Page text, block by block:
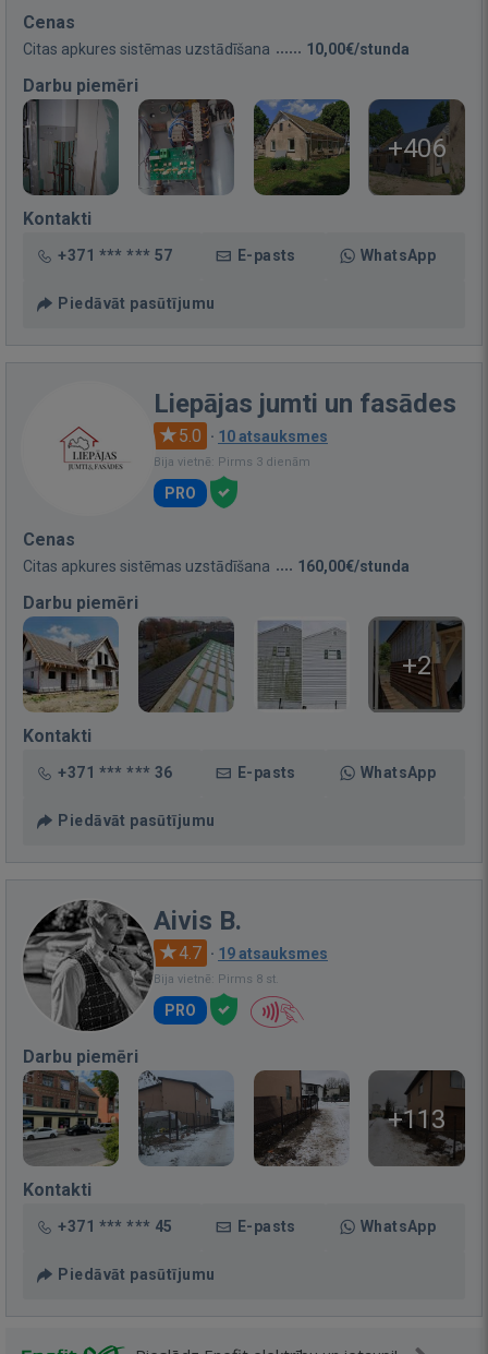
Cenas
Citas apkures sistēmas uzstādīšana 10,00€/stunda
Darbu piemēri
+406
Kontakti
+371 *** *** 57 E-pasts WhatsApp
Piedāvāt pasūtījumu
Liepājas jumti un fasādes
5.0 · 10 atsauksmes
Bija vietnē: Pirms 3 dienām
PRO
Cenas
Citas apkures sistēmas uzstādīšana 160,00€/stunda
Darbu piemēri
+2
Kontakti
+371 *** *** 36 E-pasts WhatsApp
Piedāvāt pasūtījumu
Aivis B.
4.7 · 19 atsauksmes
Bija vietnē: Pirms 8 st.
PRO
Darbu piemēri
+113
Kontakti
+371 *** *** 45 E-pasts WhatsApp
Piedāvāt pasūtījumu